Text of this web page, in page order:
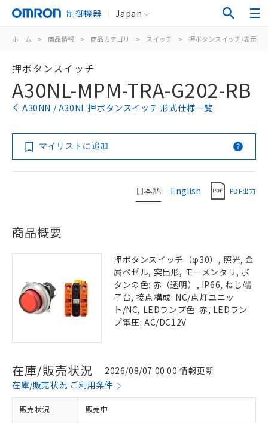
制御機器 Japan
ホーム > 商品情報 > 商品カテゴリ > スイッチ > 押ボタンスイッチ/表示灯
押ボタンスイッチ
A30NL-MPM-TRA-G202-RB
A30NN / A30NL 押ボタンスイッチ 形式仕様一覧
マイリストに追加
日本語 English PDF出力
商品概要
押ボタンスイッチ（φ30）, 照光, 金
属ベゼル, 突出形, モーメンタリ, ボ
タンの色: 赤（透明）, IP66, ねじ端
子台, 接点構成: NC/点灯ユニッ
ト/NC, LEDランプ色: 赤, LEDラン
プ電圧: AC/DC12V
在庫/販売状況
2026/08/07 00:00 情報更新
在庫/販売状況 ご利用条件
販売状況 販売中